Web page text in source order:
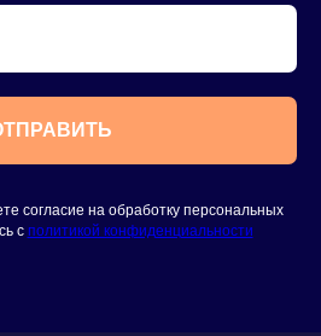
согласие на обработку персональных
c политикой конфиденциальности